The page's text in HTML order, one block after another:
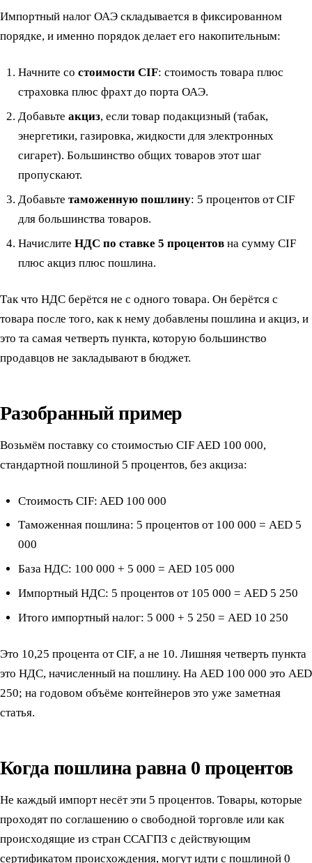
Импортный налог ОАЭ складывается в фиксированном
порядке, и именно порядок делает его накопительным:
Начните со стоимости CIF: стоимость товара плюс
страховка плюс фрахт до порта ОАЭ.
Добавьте акциз, если товар подакцизный (табак,
энергетики, газировка, жидкости для электронных
сигарет). Большинство общих товаров этот шаг
пропускают.
Добавьте таможенную пошлину: 5 процентов от CIF
для большинства товаров.
Начислите НДС по ставке 5 процентовна сумму CIF
плюс акциз плюс пошлина.
Так что НДС берётся не с одного товара. Он берётся с
товара после того, как к нему добавлены пошлина и акциз, и
это та самая четверть пункта, которую большинство
продавцов не закладывают в бюджет.
Разобранный пример
Возьмём поставку со стоимостью CIF AED 100 000,
стандартной пошлиной 5 процентов, без акциза:
Стоимость CIF: AED 100 000
Таможенная пошлина: 5 процентов от 100 000 = AED 5
000
База НДС: 100 000 + 5 000 = AED 105 000
Импортный НДС: 5 процентов от 105 000 = AED 5 250
Итого импортный налог: 5 000 + 5 250 = AED 10 250
Это 10,25 процента от CIF, а не 10. Лишняя четверть пункта
это НДС, начисленный на пошлину. На AED 100 000 это AED
250; на годовом объёме контейнеров это уже заметная
статья.
Когда пошлина равна 0 процентов
Не каждый импорт несёт эти 5 процентов. Товары, которые
проходят по соглашению о свободной торговле или как
происходящие из стран ССАГПЗ с действующим
сертификатом происхождения, могут идти с пошлиной 0